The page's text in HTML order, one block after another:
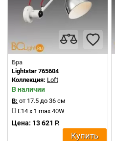
Бра
Lightstar 765604
Коллекция: Loft
В наличии
В: от 17.5 до 36 см
E14 x 1 max 40W
Цена: 13 621 Р.
Купить